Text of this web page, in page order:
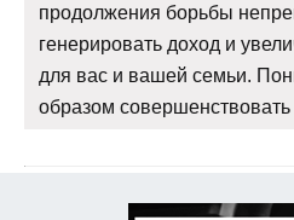
продолжения борьбы
генерировать доход и
для вас и вашей семьи.
образом совершенствовать